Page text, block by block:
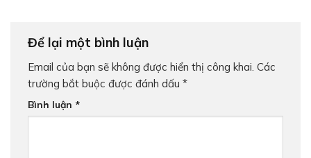
Để lại một bình luận
Email của bạn sẽ không được hiển thị công khai. Các
trường bắt buộc được đánh dấu *
Bình luận *